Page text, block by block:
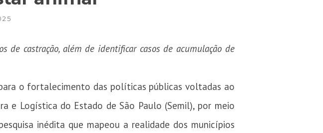
de castração, além de identificar casos de acumulação de
o fortalecimento das políticas públicas voltadas ao
e Logística do Estado de São Paulo (Semil), por meio
inédita que mapeou a realidade dos municípios